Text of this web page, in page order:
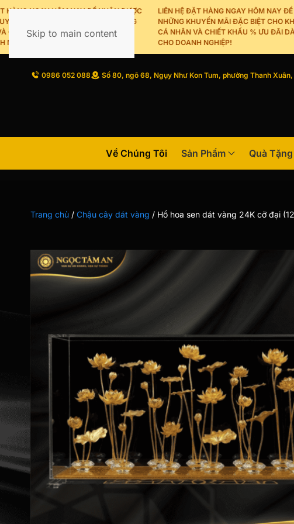
Skip to main content
NGAY HÔM NAY ĐỂ NHẬN ĐƯỢC
MÃI ĐẶC BIỆT CHO KHÁCH HÀNG
KHẤU % ƯU ĐÃI DÀNH RIÊNG
LIÊN HỆ ĐẶT HÀNG NGAY HÔM NAY ĐỂ
NHỮNG KHUYẾN MÃI ĐẶC BIỆT CHO
CÁ NHÂN VÀ CHIẾT KHẤU % ƯU ĐÃI DÀNH
CHO DOANH NGHIỆP!
Về Chúng Tôi Sản Phẩm Quà
0986 052 088 Số 80, ngõ 68, Ngụy Như Kon Tum, phường Thanh Xuân,
Trang chủ / Chậu cây dát vàng / Hồ hoa sen dát vàng 24K cỡ đại